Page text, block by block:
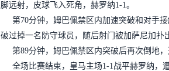
脚远射，皮球飞入死角，赫罗纳1-1。
第70分钟，姆巴佩禁区内加速突破和对手
破过掉一名防守球员，随后射门被加萨尼加扑
第89分钟，姆巴佩禁区内突破后再次倒地
全场比赛结束，皇马主场1-1战平赫罗纳，